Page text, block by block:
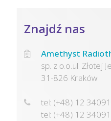
Znajdź nas
Amethyst
sp. z o.o.ul. Złotej
31-826 Kraków
tel: (+48) 12
tel: (+48) 12